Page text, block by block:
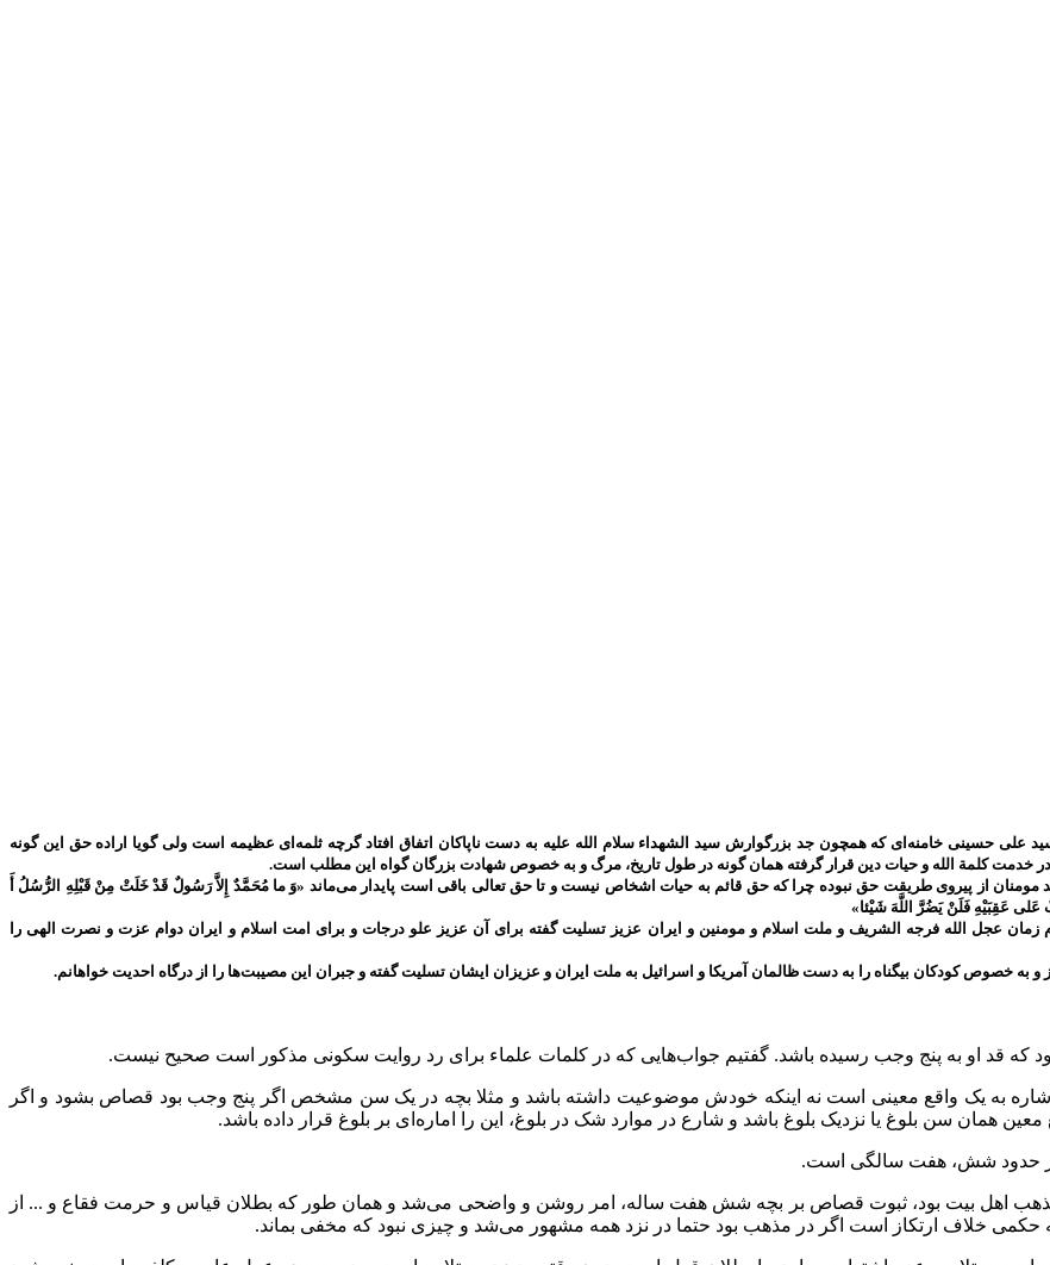
علی حسینی خامنه‌ای که همچون جد بزرگوارش سید الشهداء سلام الله علیه به دست ناپاکان اتفاق افتاد گرچه ثلمه‌ای عظیمه است ولی گویا اراده حق این گونه
در خدمت کلمة الله و حیات دین قرار گرفته همان گونه در طول تاریخ، مرگ و به خصوص شهادت بزرگان گواه این مطلب است.
مومنان از پیروی طریقت حق نبوده چرا که حق قائم به حیات اشخاص نیست و تا حق تعالی باقی است پایدار می‌ماند «وَ ما مُحَمَّدٌ إِلاَّ رَسُولٌ قَدْ خَلَتْ مِنْ قَبْلِهِ الرُّسُلُ أَ
عَلى‌ عَقِبَيْهِ فَلَنْ يَضُرَّ اللَّهَ شَيْئا»
عجل الله فرجه الشریف و ملت اسلام و مومنین و ایران عزیز تسلیت گفته برای آن عزیز علو درجات و برای امت اسلام و ایران دوام عزت و نصرت الهی را
به خصوص کودکان بیگناه را به دست ظالمان آمریکا و اسرائیل به ملت ایران و عزیزان ایشان تسلیت گفته و جبران این مصیبت‌ها را از درگاه احدیت خواهانم.
که قد او به پنج وجب رسیده باشد. گفتیم جواب‌هایی که در کلمات علماء برای رد روایت سکونی مذکور است صحیح نیست.
اشاره به یک واقع معینی است نه اینکه خودش موضوعیت داشته باشد و مثلا بچه در یک سن مشخص اگر پنج وجب بود قصاص بشود و اگر
سن بلوغ یا نزدیک بلوغ باشد و شارع در موارد شک در بلوغ، این را اماره‌ای بر بلوغ قرار داده باشد.
در حدود شش، هفت سالگی است.
اهل بیت بود، ثبوت قصاص بر بچه‌ شش هفت ساله، امر روشن و واضحی می‌شد و همان طور که بطلان قیاس و حرمت فقاع و ... از
خلاف ارتکاز است اگر در مذهب بود حتما در نزد همه مشهور می‌شد و چیزی نبود که مخفی بماند.